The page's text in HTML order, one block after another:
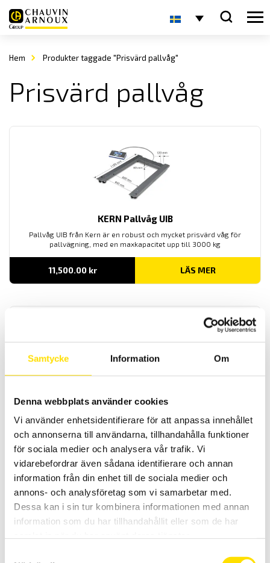
Samtycke Information Om
Denna webbplats använder cookies
Vi använder enhetsidentifierare för att anpassa innehållet
och annonserna till användarna, tillhandahålla funktioner
för sociala medier och analysera vår trafik. Vi
vidarebefordrar även sådana identifierare och annan
information från din enhet till de sociala medier och
annons- och analysföretag som vi samarbetar med.
Dessa kan i sin tur kombinera informationen med annan
information som du har tillhandahållit eller som de har
Hem Produkter taggade "Prisvärd pallvåg"
Prisvärd pallvåg
KERN Pallvåg UIB
Pallvåg UIB från Kern är en robust och mycket prisvärd våg för
pallvägning, med en maxkapacitet upp till 3000 kg
11,500.00 kr LÄS MER
KERN Pallvåg VHB
Mobil pallvåg VHB från Kern är en robust och mycket prisvärd våg
för pallvägning, den finns i 1 kapacitet [2 ton]
22,500.00 kr LÄS MER